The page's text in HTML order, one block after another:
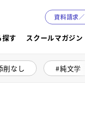
す スクールマガジン
資料請求／
削なし 純文学